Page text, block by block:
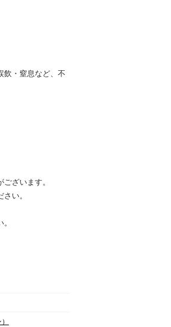
飲・窒息など、不
ざいます。
い。